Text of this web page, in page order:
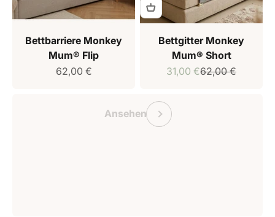
Bettbarriere Monkey
Mum® Flip
Verkaufspreis
62,00 €
Bettgitter Monkey
Mum® Short
Verkaufspreis
31,00 €Regulärer Preis
62,00 €
AnsehenVorherige